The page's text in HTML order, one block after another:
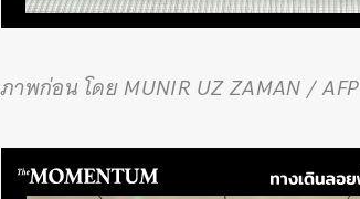
ภาพก่อน โดย MUNIR UZ ZAMAN / AFP